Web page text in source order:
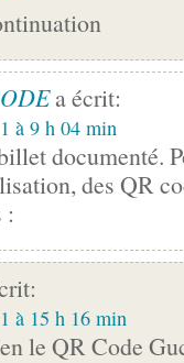
a écrit:
à 9 h 04 min
documenté.
des QR
:
à 15 h 16 min
le QR Code